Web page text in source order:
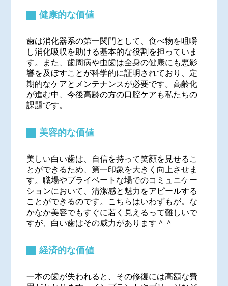
健康的な価値
歯は消化器系の第一関門として、食べ物を咀嚼
し消化吸収を助ける基本的な役割を担っていま
す。また、歯周病や虫歯は全身の健康にも悪影
響を及ぼすことが科学的に証明されており、定
期的なケアとメンテナンスが必要です。高齢化
が進む中、今後高齢の方の口腔ケアも私たちの
課題です。
美容的な価値
美しい白い歯は、自信を持って笑顔を見せるこ
とができるため、第一印象を大きく向上させま
す。職場やプライベートな場でのコミュニケー
ションにおいて、清潔感と魅力をアピールする
ことができるのです。こちらはいわずもが。な
かなか美容でもすぐに若く見えるって難しいで
すが、白い歯はその威力があります＾＾
経済的な価値
一本の歯が失われると、その修復には高額な費